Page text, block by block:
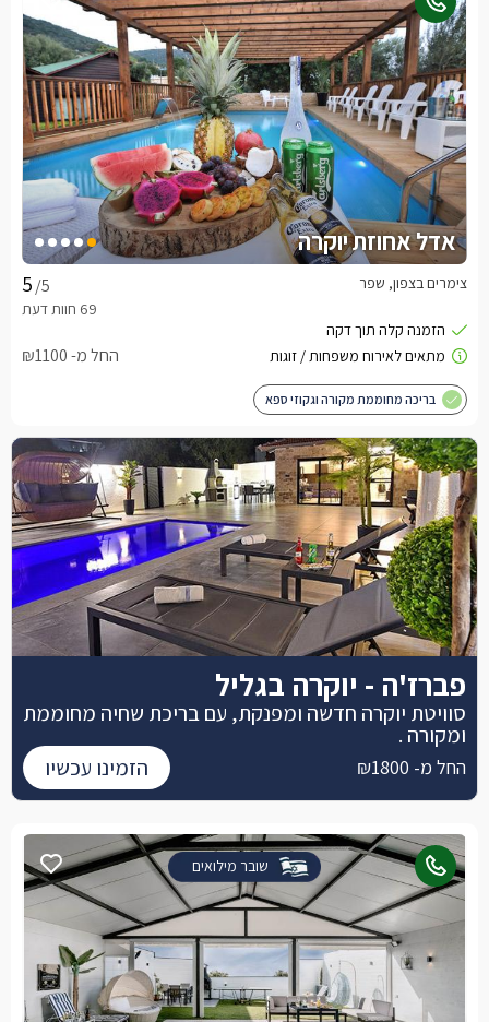
אדל אחוזת יוקרה
/5 צימרים בצפון, שפר
החל מ- ₪1100
בריכה מחוממת מקורה וגקוזי ספא
שובר מילואים
פברז'ה - יוקרה בגליל
סוויטת יוקרה חדשה ומפנקת, עם בריכת שחיה מחוממת
ומקורה .
החל מ- ₪1800 הזמינו עכשיו